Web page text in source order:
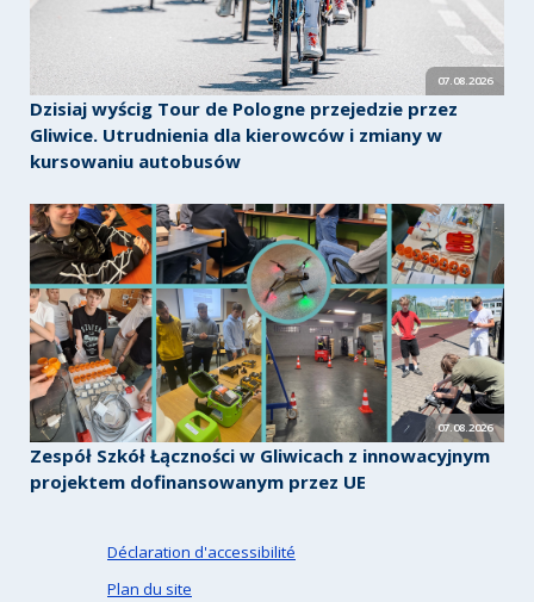
07.08.2026
Dzisiaj wyścig Tour de Pologne przejedzie przez
Gliwice. Utrudnienia dla kierowców i zmiany w
kursowaniu autobusów
07.08.2026
Zespół Szkół Łączności w Gliwicach z innowacyjnym
projektem dofinansowanym przez UE
Déclaration d'accessibilité
Plan du site